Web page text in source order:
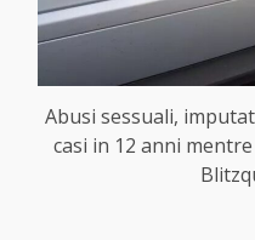
Abusi sessuali,
casi in 12 anni